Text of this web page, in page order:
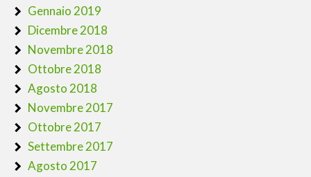
Gennaio 2019
Dicembre 2018
Novembre 2018
Ottobre 2018
Agosto 2018
Novembre 2017
Ottobre 2017
Settembre 2017
Agosto 2017